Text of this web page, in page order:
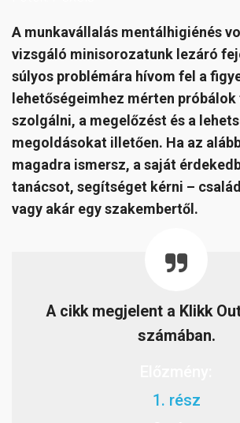
A munkavállalás mentálhigiénés
vizsgáló minisorozatunk lezáró
súlyos problémára hívom fel a
lehetőségeimhez mérten
szolgálni, a megelőzést és a
megoldásokat illetően. Ha az
magadra ismersz, a saját
tanácsot, segítséget kérni –
vagy akár egy szakembertől.
A cikk megjelent a Klikk
számában.
1. rész